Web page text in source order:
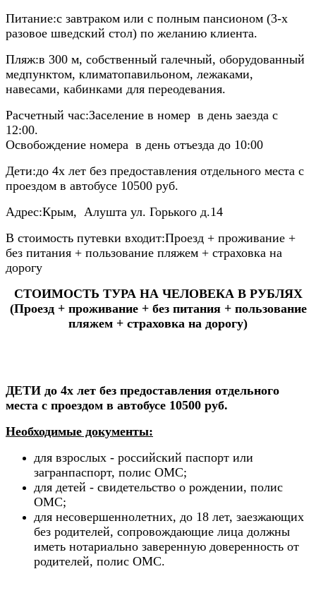
Питание:с завтраком или с полным пансионом (3-х
разовое шведский стол) по желанию клиента.
Пляж:в 300 м, собственный галечный, оборудованный
медпунктом, климатопавильоном, лежаками,
навесами, кабинками для переодевания.
Расчетный час:Заселение в номер в день заезда с
12:00.
Освобождение номера в день отъезда до 10:00
Дети:до 4х лет без предоставления отдельного места с
проездом в автобусе 10500 руб.
Адрес:Крым, Алушта ул. Горького д.14
В стоимость путевки входит:Проезд + проживание +
без питания + пользование пляжем + страховка на
дорогу
СТОИМОСТЬ ТУРА НА ЧЕЛОВЕКА В РУБЛЯХ
(Проезд + проживание + без питания + пользование
пляжем + страховка на дорогу)
ДЕТИ до 4х лет без предоставления отдельного
места с проездом в автобусе 10500 руб.
Необходимые документы:
для взрослых - российский паспорт или
загранпаспорт, полис ОМС;
для детей - свидетельство о рождении, полис
ОМС;
для несовершеннолетних, до 18 лет, заезжающих
без родителей, сопровождающие лица должны
иметь нотариально заверенную доверенность от
родителей, полис ОМС.